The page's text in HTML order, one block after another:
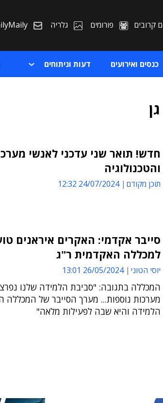
קרובים פורומים גלריה
כנסים ואירועים דעות וניתוחים
חדש! תואר שני עדכני לאנשי
והטכנולוגיה
תוכן מקודם 24/07/2024 12:32
סייבר אקדמי: האקרים איראנים
למכללה האקדמית ר"ג
יוסי הטוני 26/05/2024 13:01
המכללה בתגובה: "סביבת הלמידה שלנו
מערכות נוספות... מערך הסייבר של
הלמידה והיא שבה לפעילות מלאה"